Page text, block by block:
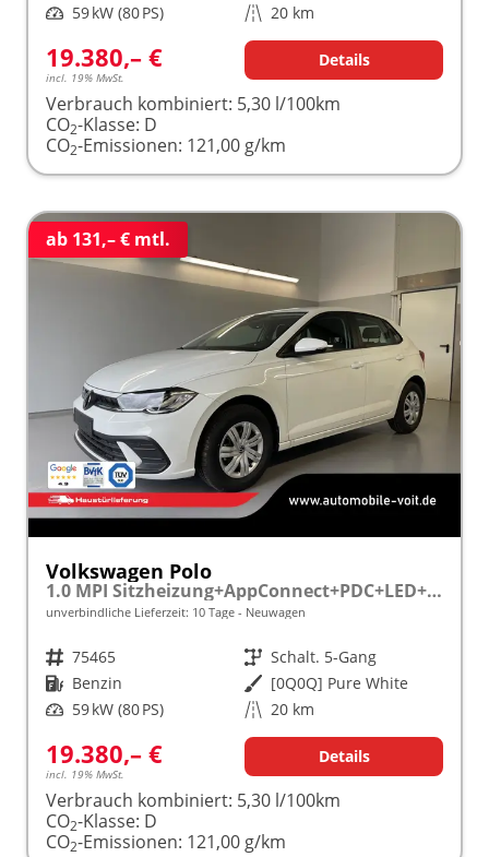
Leistung 59 kW (80 PS) Kilometerstand 20 km
19.380,– €
incl. 19% MwSt.
Details
Verbrauch kombiniert: 5,30 l/100km
CO2-Klasse: D
CO2-Emissionen: 121,00 g/km
ab 131,– € mtl.
Volkswagen Polo
1.0 MPI Sitzheizung+AppConnect+PDC+LED+Touch+Lichtsensor+MultiLenkrad
unverbindliche Lieferzeit: 10 Tage Neuwagen
Fahrzeugnr. 75465 Getriebe Schalt. 5-Gang
Kraftstoff Benzin Außenfarbe [0Q0Q] Pure White
Leistung 59 kW (80 PS) Kilometerstand 20 km
19.380,– €
incl. 19% MwSt.
Details
Verbrauch kombiniert: 5,30 l/100km
CO2-Klasse: D
CO2-Emissionen: 121,00 g/km